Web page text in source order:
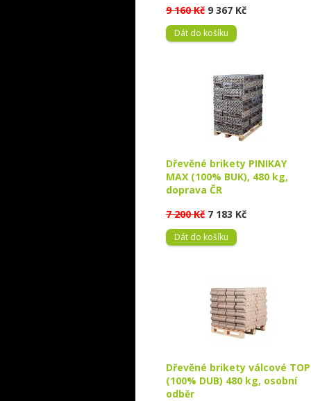
9 160 Kč 9 367 Kč
Dát do košíku
Dřevěné brikety PINIKAY
MAX (100% BUK), 480 kg,
doprava ČR
7 200 Kč 7 183 Kč
Dát do košíku
Dřevěné brikety válcové TOP
(100% DUB) 480 kg, osobní
odběr